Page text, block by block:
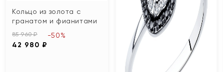
Кольцо из золота с
гранатом и фианитами
85 960 ₽
42 980 ₽
-50%